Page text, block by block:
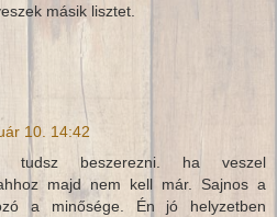
másik lisztet.
10. 14:42
tudsz beszerezni. ha veszel
majd nem kell már. Sajnos a
a minősége. Én jó helyzetben